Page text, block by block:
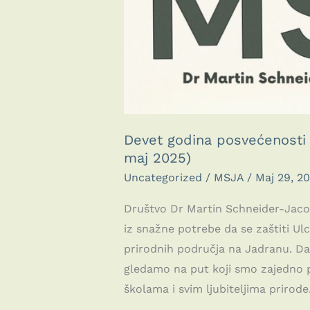
Devet godina
maj 2025)
Uncategorized / MSJA / Maj 29,
Društvo Dr Martin Schneider-
iz snažne potrebe da se zaštiti
prirodnih područja na Jadranu.
gledamo na put koji smo
školama i svim ljubiteljima